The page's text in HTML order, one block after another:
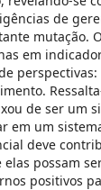
de
mutação.
em
perspectivas:
de ser um
em um
deve
possam
positivos